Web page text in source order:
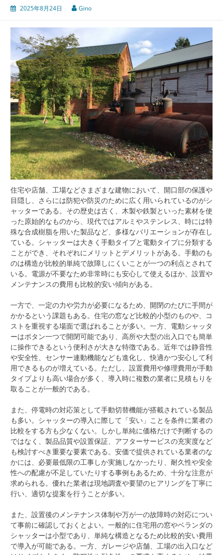
2025年8月24日 Gino
住宅や店舗、工場などさまざまな建物において、開口部の保護や
目隠し、さらには防犯や防災のために広く用いられているのがシ
ャッターである。 その歴史は古く、木製や鉄製といった素材を使
った原始的なものから、現代ではアルミやステンレス、時には特
殊な合成樹脂を用いた製品など、多様なバリエーションが存在し
ている。シャッターは大きく手動タイプと電動タイプに分類する
ことができ、それぞれにメリットとデメリットがある。手動のも
のは構造が比較的単純で故障しにくいことが一つの利点とされて
いる。電源が不要なため非常時にも安心して使えるほか、設置や
メンテナンスの費用も比較的安い傾向がある。
一方で、一定の力や労力が必要になるため、開閉のたびに手間が
かかるという課題もある。住宅の窓など比較的小型のものや、コ
ストを重視する場面で選ばれることが多い。一方、電動シャッタ
ーはボタン一つで開閉可能であり、高所や大型の出入口でも簡単
に操作できるという便利さが大きな特徴である。近年では静音性
や安全性、センサー連動機能なども進化し、快適かつ安心して利
用できるものが増えている。ただし、設置費用や修理費用が手動
タイプよりも高い場合が多く、導入時に複数の業者に見積もりを
取ることが一般的である。
また、停電時の対応策として手動切替機能が搭載されている製品
も多い。シャッターの導入に際して「安い」ことを条件に業者の
比較をする方も少なくない。しかし単純に価格だけで判断するの
ではなく、製品品質や設置保証、アフターサービスの充実度など
も検討すべき重要な要素である。安価で提供されている業者のな
かには、必要最低限の工事しか実施しなかったり、耐久性や安全
性への配慮が不足していたりする事例もあるため、十分な注意が
求められる。優れた業者は現地調査や要望のヒアリングを丁寧に
行い、適切な提案を行うことが多い。
また、設置後のメンテナンス体制や万が一の故障時の対応につい
て事前に確認しておくとよい。一般的に住宅用の窓やベランダの
シャッターは小型であり、単純な構造となるため比較的安い費用
で導入が可能である。一方、ガレージや店舗、工場の出入口など